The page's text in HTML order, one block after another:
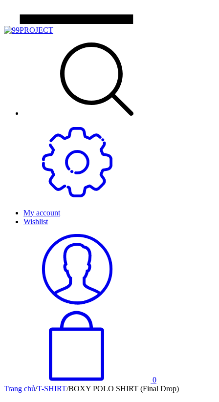
My account
Wishlist
0
Trang chủ/T-SHIRT/BOXY POLO SHIRT (Final Drop)